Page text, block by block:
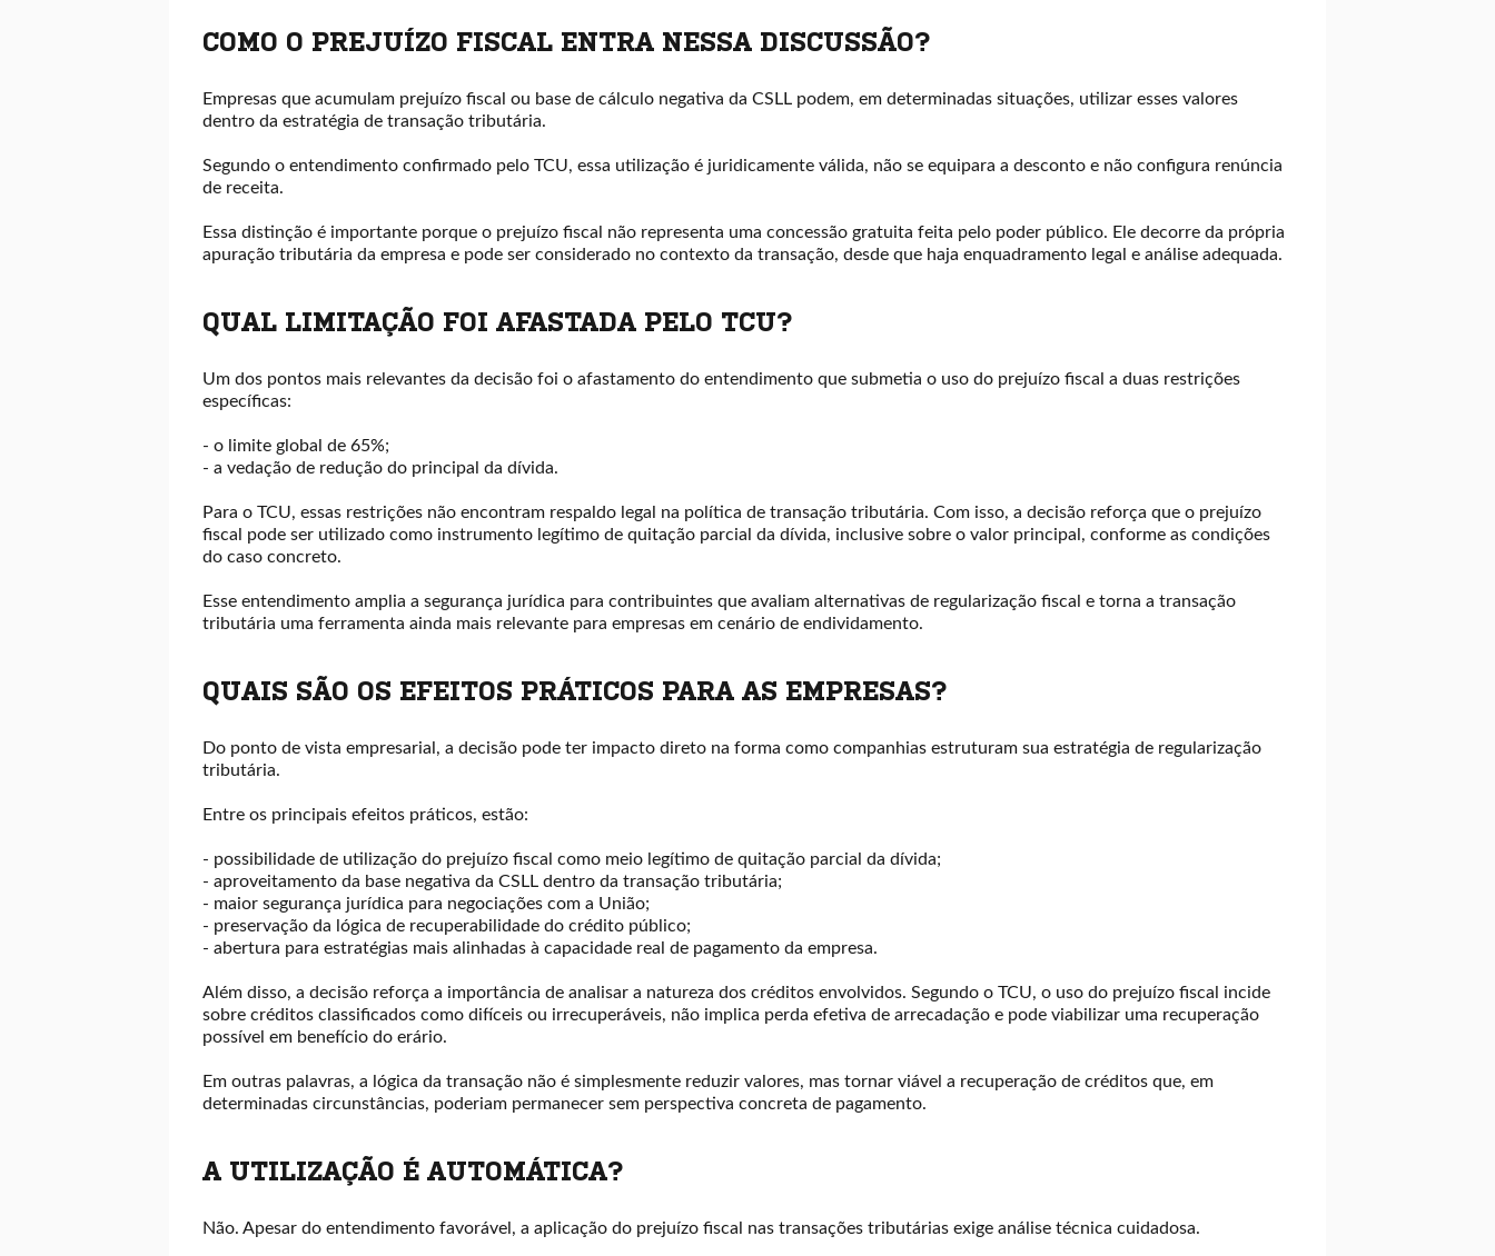
COMO O PREJUÍZO FISCAL ENTRA NESSA DISCUSSÃO?
Empresas que acumulam prejuízo fiscal ou base de cálculo negativa da CSLL podem, em determinadas situações, utilizar esses valores
dentro da estratégia de transação tributária.
Segundo o entendimento confirmado pelo TCU, essa utilização é juridicamente válida, não se equipara a desconto e não configura renúncia
de receita.
Essa distinção é importante porque o prejuízo fiscal não representa uma concessão gratuita feita pelo poder público. Ele decorre da própria
apuração tributária da empresa e pode ser considerado no contexto da transação, desde que haja enquadramento legal e análise adequada.
QUAL LIMITAÇÃO FOI AFASTADA PELO TCU?
Um dos pontos mais relevantes da decisão foi o afastamento do entendimento que submetia o uso do prejuízo fiscal a duas restrições
específicas:
- o limite global de 65%;
- a vedação de redução do principal da dívida.
Para o TCU, essas restrições não encontram respaldo legal na política de transação tributária. Com isso, a decisão reforça que o prejuízo
fiscal pode ser utilizado como instrumento legítimo de quitação parcial da dívida, inclusive sobre o valor principal, conforme as condições
do caso concreto.
Esse entendimento amplia a segurança jurídica para contribuintes que avaliam alternativas de regularização fiscal e torna a transação
tributária uma ferramenta ainda mais relevante para empresas em cenário de endividamento.
QUAIS SÃO OS EFEITOS PRÁTICOS PARA AS EMPRESAS?
Do ponto de vista empresarial, a decisão pode ter impacto direto na forma como companhias estruturam sua estratégia de regularização
tributária.
Entre os principais efeitos práticos, estão:
- possibilidade de utilização do prejuízo fiscal como meio legítimo de quitação parcial da dívida;
- aproveitamento da base negativa da CSLL dentro da transação tributária;
- maior segurança jurídica para negociações com a União;
- preservação da lógica de recuperabilidade do crédito público;
- abertura para estratégias mais alinhadas à capacidade real de pagamento da empresa.
Além disso, a decisão reforça a importância de analisar a natureza dos créditos envolvidos. Segundo o TCU, o uso do prejuízo fiscal incide
sobre créditos classificados como difíceis ou irrecuperáveis, não implica perda efetiva de arrecadação e pode viabilizar uma recuperação
possível em benefício do erário.
Em outras palavras, a lógica da transação não é simplesmente reduzir valores, mas tornar viável a recuperação de créditos que, em
determinadas circunstâncias, poderiam permanecer sem perspectiva concreta de pagamento.
A UTILIZAÇÃO É AUTOMÁTICA?
Não. Apesar do entendimento favorável, a aplicação do prejuízo fiscal nas transações tributárias exige análise técnica cuidadosa.